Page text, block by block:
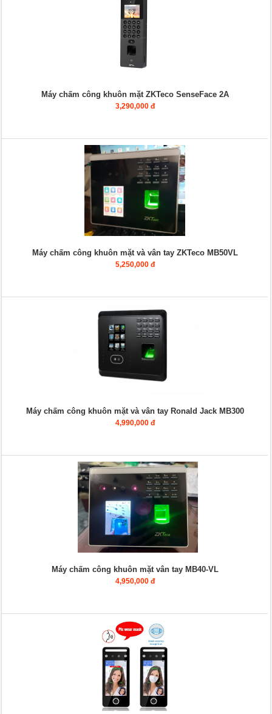
Máy chấm công khuôn mặt ZKTeco SenseFace 2A
3,290,000 đ
Máy chấm công khuôn mặt và vân tay ZKTeco MB50VL
5,250,000 đ
Máy chấm công khuôn mặt và vân tay Ronald Jack MB300
4,990,000 đ
Máy chấm công khuôn mặt vân tay MB40-VL
4,950,000 đ